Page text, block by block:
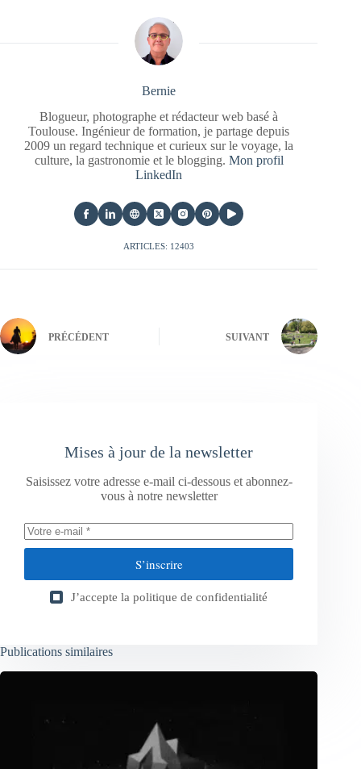
Bernie
Blogueur, photographe et rédacteur web basé à
Toulouse. Ingénieur de formation, je partage depuis
2009 un regard technique et curieux sur le voyage, la
culture, la gastronomie et le blogging. Mon profil
LinkedIn
ARTICLES: 12403
PRÉCÉDENT SUIVANT
Mises à jour de la newsletter
Saisissez votre adresse e-mail ci-dessous et abonnez-
vous à notre newsletter
S’inscrire
J’accepte la politique de confidentialité
Publications similaires